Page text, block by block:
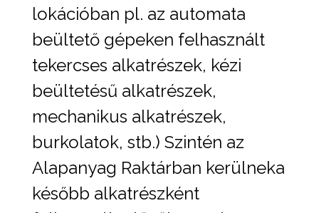
lokációban pl. az automata
beültető gépeken felhasznált
tekercses alkatrészek, kézi
beültetésű alkatrészek,
mechanikus alkatrészek,
burkolatok, stb.) Szintén az
Alapanyag Raktárban kerülneka
később alkatrészként